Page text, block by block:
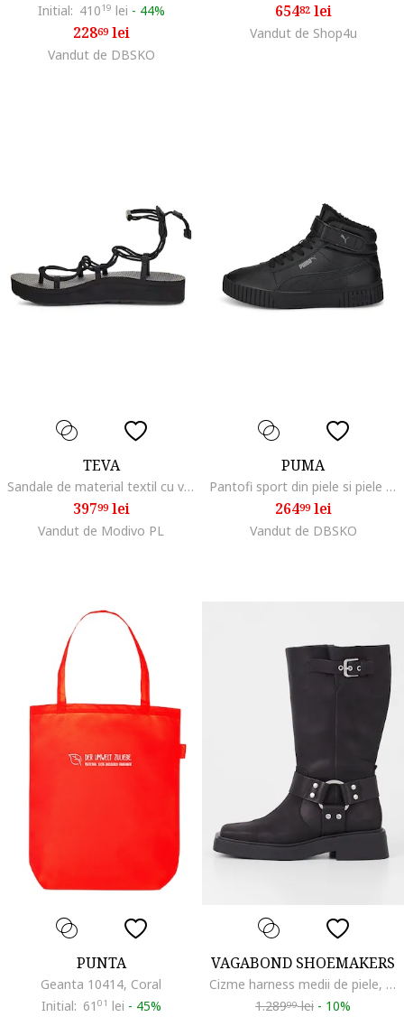
Initial: 41019 lei - 44%
22869lei
Vandut de DBSKO
65482lei
Vandut de Shop4u
TEVA
Sandale de material textil cu velcro, insertii de piele si bareta separatoare Midform Infinity, Negru
39799lei
Vandut de Modivo PL
PUMA
Pantofi sport din piele si piele ecologica Carina 2.0, Negru
26499lei
Vandut de DBSKO
PUNTA
Geanta 10414, Coral
Initial: 61 01 lei - 45%
VAGABOND SHOEMAKERS
Cizme harness medii de piele, Negru
1.28999lei - 10%